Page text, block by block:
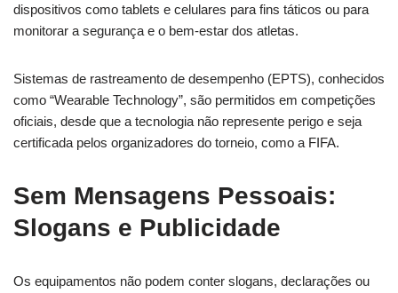
dispositivos como tablets e celulares para fins táticos ou para
monitorar a segurança e o bem-estar dos atletas.
Sistemas de rastreamento de desempenho (EPTS), conhecidos
como “Wearable Technology”, são permitidos em competições
oficiais, desde que a tecnologia não represente perigo e seja
certificada pelos organizadores do torneio, como a FIFA.
Sem Mensagens Pessoais:
Slogans e Publicidade
Os equipamentos não podem conter slogans, declarações ou